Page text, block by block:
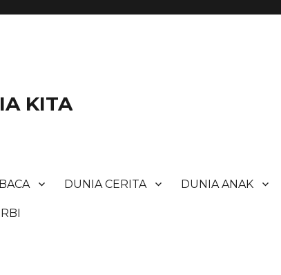
KITA
DUNIA CERITA DUNIA ANAK